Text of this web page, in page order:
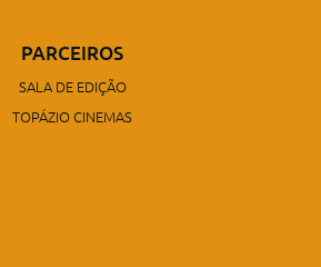
PARCEIROS
SALA DE EDIÇÃO
TOPÁZIO CINEMAS